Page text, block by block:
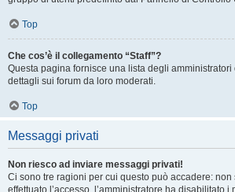
Top
Che cos’è il collegamento “Staff”?
Questa pagina fornisce una lista degli
dettagli sui forum da loro moderati.
Top
Messaggi privati
Non riesco ad inviare messaggi privati!
Ci sono tre ragioni per cui questo può accadere: non
effettuato l’accesso, l’amministratore ha disabilitato